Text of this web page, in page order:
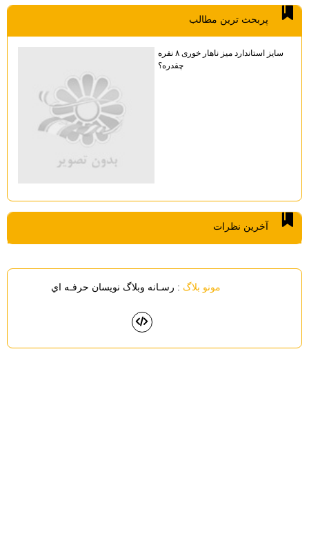
پربحث ترين مطالب
سایز استاندارد میز ناهار خوری ۸ نفره
چقدره؟
آخرين نظرات
مونو بلاگ: رسـانه وبلاگ نويسان حرفـه اي